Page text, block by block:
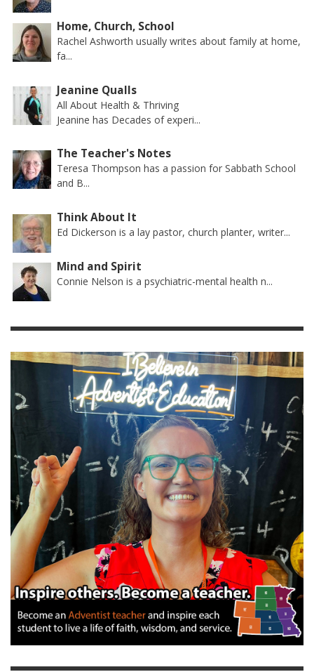
Home, Church, School
Rachel Ashworth usually writes about family at home,
fa...
Jeanine Qualls
All About Health & Thriving
Jeanine has Decades of experi...
The Teacher's Notes
Teresa Thompson has a passion for Sabbath School
and B...
Think About It
Ed Dickerson is a lay pastor, church planter, writer...
Mind and Spirit
Connie Nelson is a psychiatric-mental health n...